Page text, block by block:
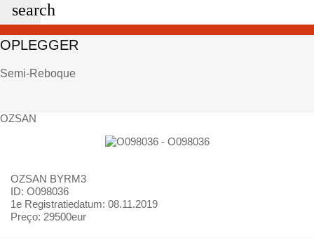
search
OPLEGGER
Semi-Reboque
OZSAN
OZSAN BYRM3
ID: O098036
1e Registratiedatum: 08.11.2019
Preço: 29500eur